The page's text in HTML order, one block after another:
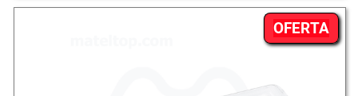
94,71 €.
OFERTA
EN